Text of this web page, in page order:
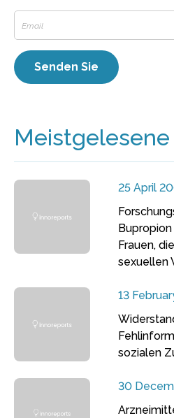
25 April
Frauen,
sexuellen
13
sozialen
30